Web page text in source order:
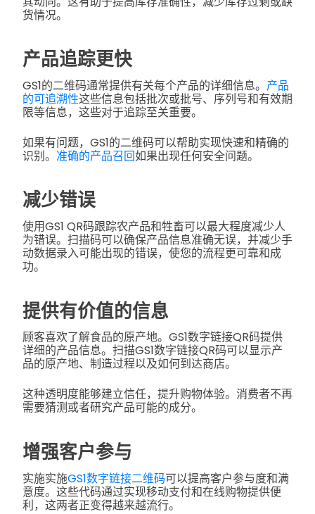
货情况。
产品追踪更快
GS1的二维码通常提供有关每个产品的详细信息。 产品
的可追溯性这些信息包括批次或批号、序列号和有效期
限等信息，这些对于追踪至关重要。
如果有问题，GS1的二维码可以帮助实现快速和精确的
识别。 准确的产品召回如果出现任何安全问题。
减少错误
使用GS1 QR码跟踪农产品和牲畜可以最大程度减少人
为错误。扫描码可以确保产品信息准确无误，并减少手
动数据录入可能出现的错误，使您的流程更可靠和成
功。
提供有价值的信息
顾客喜欢了解食品的原产地。GS1数字链接QR码提供
详细的产品信息。扫描GS1数字链接QR码可以显示产
品的原产地、制造过程以及如何到达商店。
这种透明度能够建立信任，提升购物体验。消费者不再
需要猜测或者研究产品可能的成分。
增强客户参与
实施实施GS1数字链接二维码可以提高客户参与度和满
意度。这些代码通过实现移动支付和在线购物提供便
利，这两者正变得越来越流行。